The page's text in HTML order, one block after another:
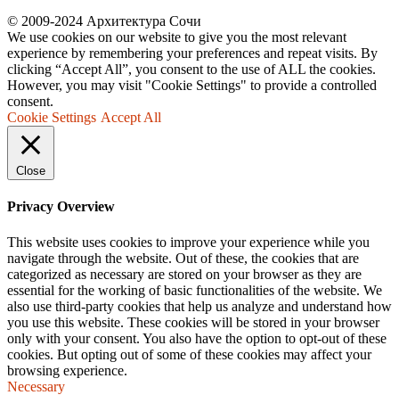
© 2009-2024 Архитектура Сочи
We use cookies on our website to give you the most relevant
experience by remembering your preferences and repeat visits. By
clicking “Accept All”, you consent to the use of ALL the cookies.
However, you may visit "Cookie Settings" to provide a controlled
consent.
Cookie Settings Accept All
Close
Privacy Overview
This website uses cookies to improve your experience while you
navigate through the website. Out of these, the cookies that are
categorized as necessary are stored on your browser as they are
essential for the working of basic functionalities of the website. We
also use third-party cookies that help us analyze and understand how
you use this website. These cookies will be stored in your browser
only with your consent. You also have the option to opt-out of these
cookies. But opting out of some of these cookies may affect your
browsing experience.
Necessary